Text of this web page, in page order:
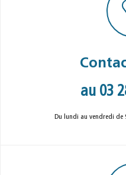
au 03
Du lundi au vendredi de